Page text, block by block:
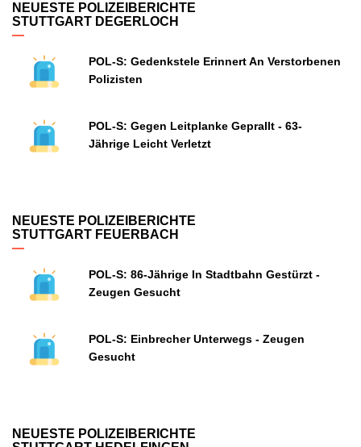
NEUESTE POLIZEIBERICHTE
STUTTGART DEGERLOCH
POL-S: Gedenkstele Erinnert An Verstorbenen
Polizisten
POL-S: Gegen Leitplanke Geprallt - 63-
Jährige Leicht Verletzt
NEUESTE POLIZEIBERICHTE
STUTTGART FEUERBACH
POL-S: 86-Jährige In Stadtbahn Gestürzt -
Zeugen Gesucht
POL-S: Einbrecher Unterwegs - Zeugen
Gesucht
NEUESTE POLIZEIBERICHTE